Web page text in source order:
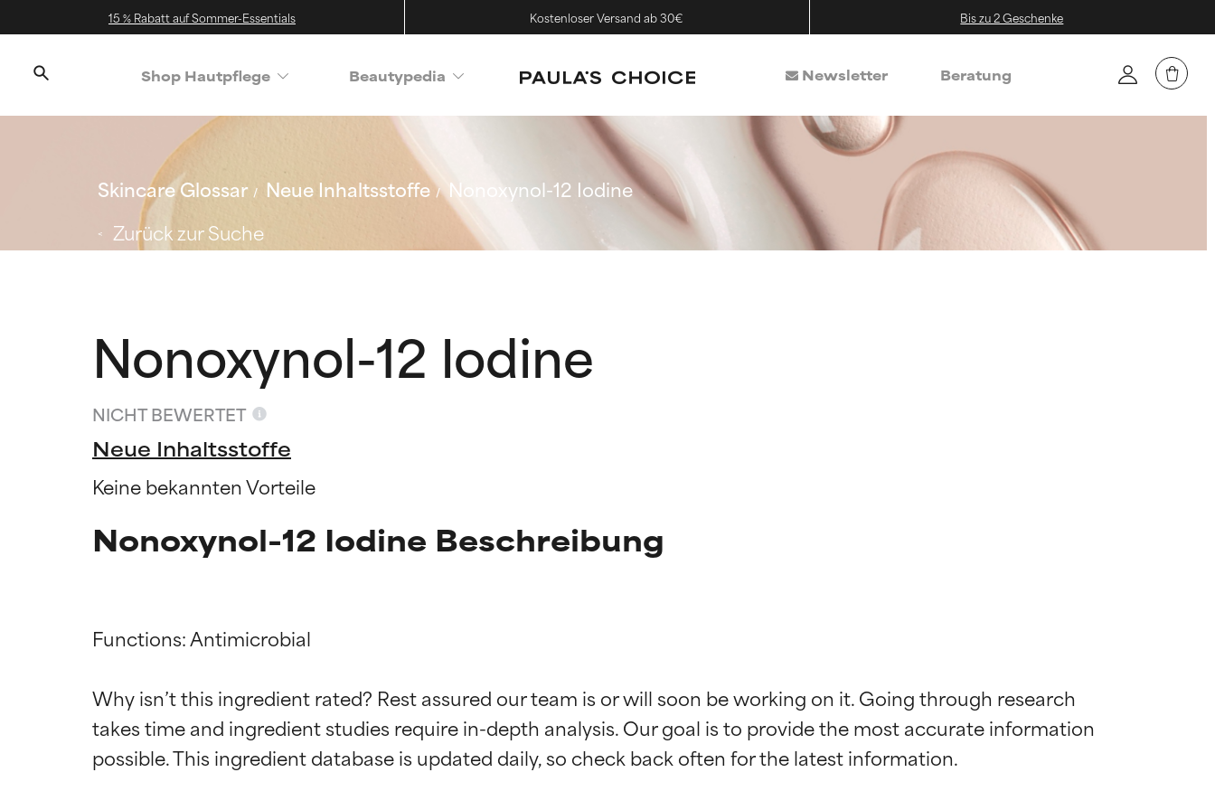
15 % Rabatt auf Sommer-Essentials Kostenloser Versand ab 30€ Bis zu 2 Geschenke
Shop Hautpflege Beautypedia Newsletter Beratung
Skincare Glossar Neue Inhaltsstoffe
Nonoxynol-12 Iodine
Zurück zur Suche
Nonoxynol-12 Iodine
NICHT BEWERTET
Neue Inhaltsstoffe
Keine bekannten Vorteile
Nonoxynol-12 Iodine Beschreibung
Functions: Antimicrobial
Why isn’t this ingredient rated? Rest assured our team is or will soon be working on it. Going through research
takes time and ingredient studies require in-depth analysis. Our goal is to provide the most accurate information
Bewertung der Inhaltsstoffe
Bewertung der Inhaltsstoffe